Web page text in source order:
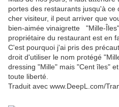
portes des restaurants jusqu'à ce
cher visiteur, il peut arriver que
bien-aimée vinaigrette "Mille-
propriétaire du restaurant est en
C'est pourquoi j'ai pris des
droit d'utiliser le nom protégé
dressing "Mille" mais "Cent îles"
toute liberté.
Traduit avec www.DeepL.com/